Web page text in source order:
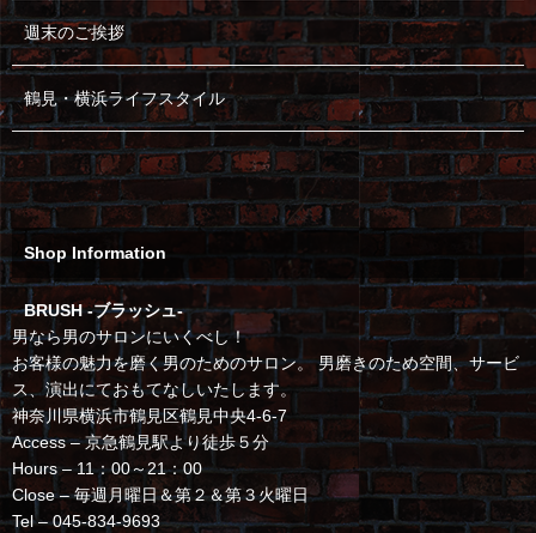
週末のご挨拶
鶴見・横浜ライフスタイル
Shop Information
BRUSH -ブラッシュ-
男なら男のサロンにいくべし！
お客様の魅力を磨く男のためのサロン。 男磨きのため空間、サービ
ス、演出にておもてなしいたします。
神奈川県横浜市鶴見区鶴見中央4-6-7
Access – 京急鶴見駅より徒歩５分
Hours – 11：00～21：00
Close – 毎週月曜日＆第２＆第３火曜日
Tel – 045-834-9693